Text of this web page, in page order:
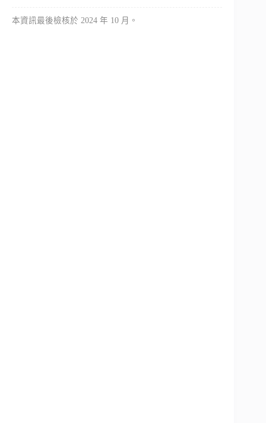
本資訊最後檢核於 2024 年 10 月。